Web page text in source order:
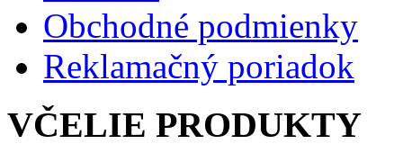
Obchodné podmienky
Reklamačný poriadok
VČELIE PRODUKTY